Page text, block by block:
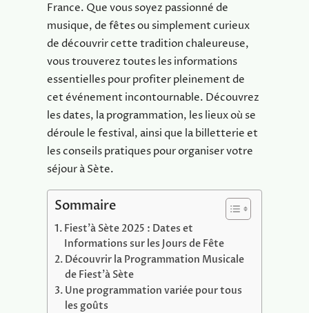
France. Que vous soyez passionné de
musique, de fêtes ou simplement curieux
de découvrir cette tradition chaleureuse,
vous trouverez toutes les informations
essentielles pour profiter pleinement de
cet événement incontournable. Découvrez
les dates, la programmation, les lieux où se
déroule le festival, ainsi que la billetterie et
les conseils pratiques pour organiser votre
séjour à Sète.
Sommaire
Fiest’à Sète 2025 : Dates et
Informations sur les Jours de Fête
Découvrir la Programmation Musicale
de Fiest’à Sète
Une programmation variée pour tous
les goûts